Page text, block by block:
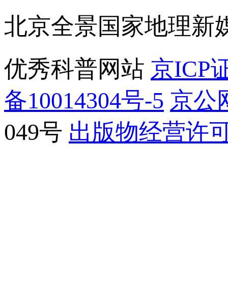
北京全景国家地理新
优秀科普网站 京ICP
备10014304号-5 京公
049号 出版物经营许